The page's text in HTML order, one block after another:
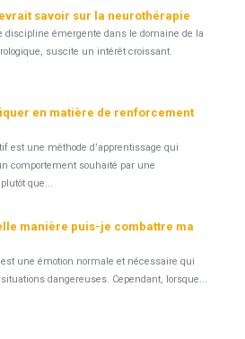
savoir sur la neurothérapie
discipline émergente dans le domaine de la
suscite un intérêt croissant.
en matière de renforcement
est une méthode d’apprentissage qui
comportement souhaité par une
que...
manière puis-je combattre ma
une émotion normale et nécessaire qui
dangereuses. Cependant, lorsque...